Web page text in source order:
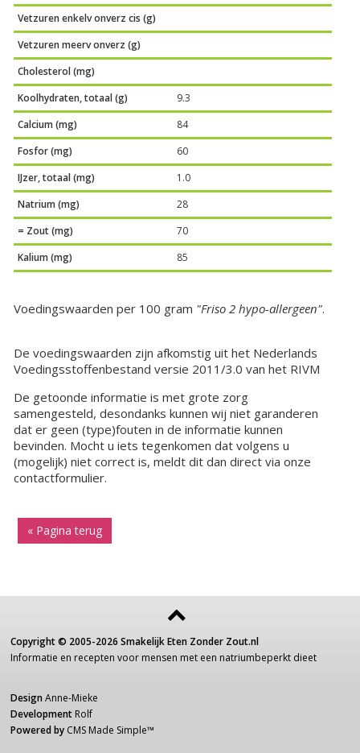
Vetzuren enkelv onverz cis (g)
Vetzuren meerv onverz (g)
Cholesterol (mg)
Koolhydraten, totaal (g)
9.3
Calcium (mg)
84
Fosfor (mg)
60
IJzer, totaal (mg)
1.0
Natrium (mg)
28
= Zout (mg)
70
Kalium (mg)
85
Voedingswaarden per 100 gram "Friso 2 hypo-allergeen".
De voedingswaarden zijn afkomstig uit het Nederlands
Voedingsstoffenbestand versie 2011/3.0 van het RIVM
De getoonde informatie is met grote zorg
samengesteld, desondanks kunnen wij niet garanderen
dat er geen (type)fouten in de informatie kunnen
bevinden. Mocht u iets tegenkomen dat volgens u
(mogelijk) niet correct is, meldt dit dan direct via onze
contactformulier.
« Pagina terug
Copyright © 2005-2026 Smakelijk Eten Zonder Zout.nl
Informatie en recepten voor mensen met een natriumbeperkt dieet
Design Anne-Mieke
Development Rolf
Powered by CMS Made Simple™